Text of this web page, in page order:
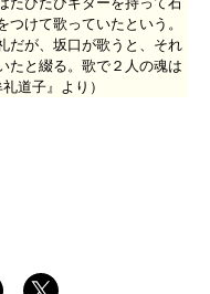
けて歌っていたという。
だが、坂口が歌うと、それ
たと綴る。歌で２人の魂は
道子』より）